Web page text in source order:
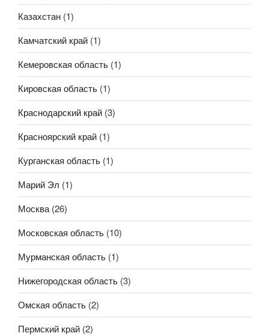
Казахстан (1)
Камчатский край (1)
Кемеровская область (1)
Кировская область (1)
Краснодарский край (3)
Красноярский край (1)
Курганская область (1)
Марий Эл (1)
Москва(26)
Московская область (10)
Мурманская область (1)
Нижегородская область (3)
Омская область (2)
Пермский край (2)